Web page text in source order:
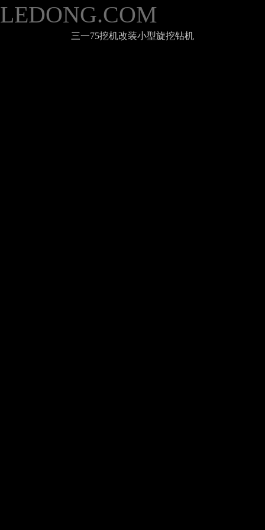
LEDONG.COM
三一75挖机改装小型旋挖钻机